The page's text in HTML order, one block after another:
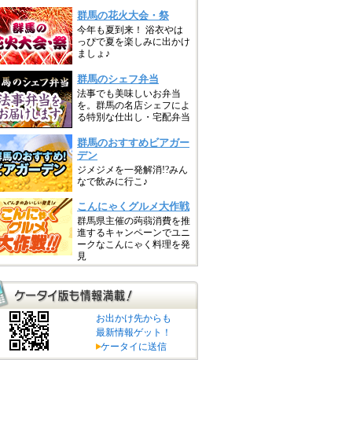
お出かけ先からも
最新情報ゲット！
ケータイに送信